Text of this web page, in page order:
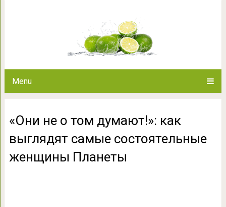
Menu
«Они не о том думают!»: как
выглядят самые состоятельные
женщины Планеты